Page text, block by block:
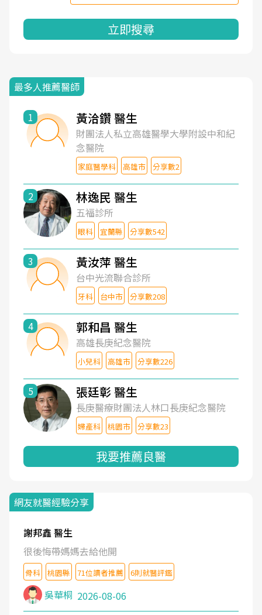
立即搜尋
最多人推薦醫師
1 黃洽鑽 醫生
財團法人私立高雄醫學大學附設中和紀
念醫院
家庭醫學科 高雄市 分享數2
2 林逸民 醫生
五福診所
眼科 宜蘭縣 分享數542
3 黃汝萍 醫生
台中光流聯合診所
牙科 台中市 分享數208
4 郭和昌 醫生
高雄長庚紀念醫院
小兒科 高雄市 分享數226
5 張廷彰 醫生
長庚醫療財團法人林口長庚紀念醫院
婦產科 桃園市 分享數23
我要推薦良醫
網友就醫經驗分享
謝邦鑫 醫生
很後悔帶媽媽去給他開
骨科 桃園縣 71位讀者推薦 6則就醫評鑑
吳華桐 2026-08-06